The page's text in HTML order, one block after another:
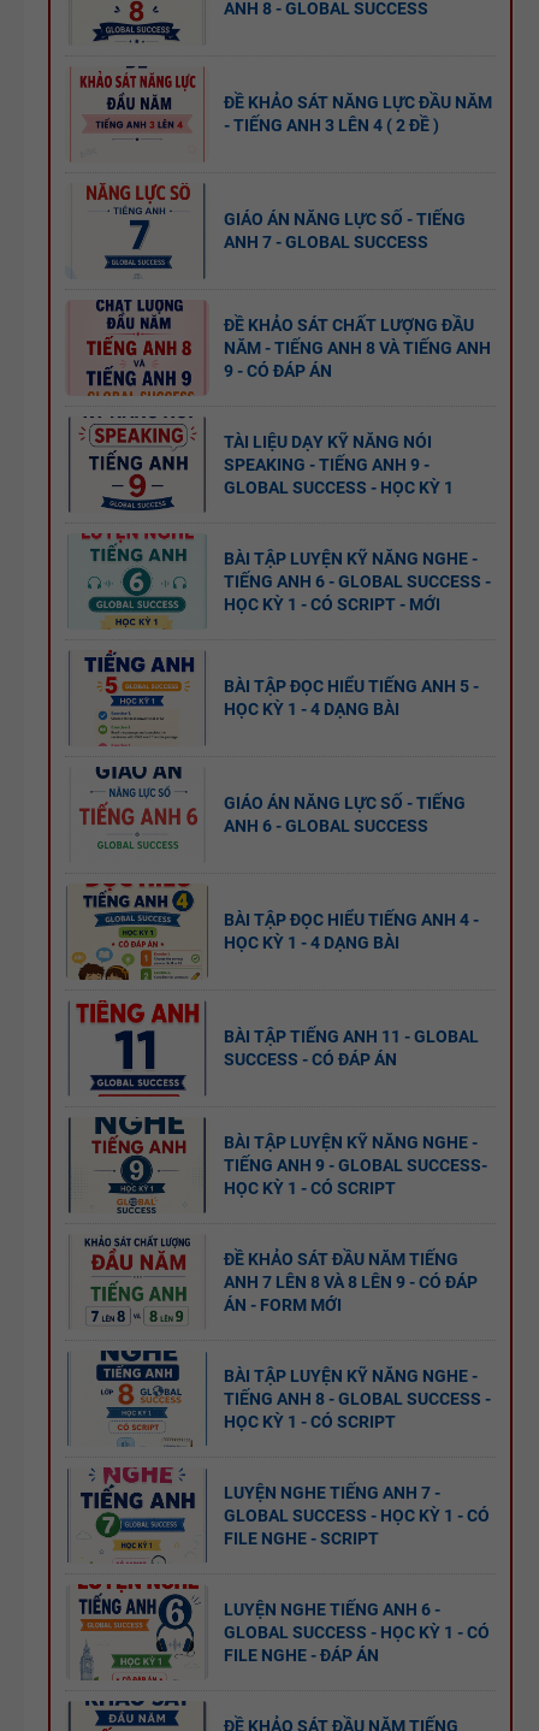
ANH 8 - GLOBAL SUCCESS
ĐỀ KHẢO SÁT NĂNG LỰC ĐẦU NĂM
- TIẾNG ANH 3 LÊN 4 ( 2 ĐỀ )
GIÁO ÁN NĂNG LỰC SỐ - TIẾNG
ANH 7 - GLOBAL SUCCESS
ĐỀ KHẢO SÁT CHẤT LƯỢNG ĐẦU
NĂM - TIẾNG ANH 8 VÀ TIẾNG ANH
9 - CÓ ĐÁP ÁN
TÀI LIỆU DẠY KỸ NĂNG NÓI
SPEAKING - TIẾNG ANH 9 -
GLOBAL SUCCESS - HỌC KỲ 1
BÀI TẬP LUYỆN KỸ NĂNG NGHE -
TIẾNG ANH 6 - GLOBAL SUCCESS -
HỌC KỲ 1 - CÓ SCRIPT - MỚI
BÀI TẬP ĐỌC HIỂU TIẾNG ANH 5 -
HỌC KỲ 1 - 4 DẠNG BÀI
GIÁO ÁN NĂNG LỰC SỐ - TIẾNG
ANH 6 - GLOBAL SUCCESS
BÀI TẬP ĐỌC HIỂU TIẾNG ANH 4 -
HỌC KỲ 1 - 4 DẠNG BÀI
BÀI TẬP TIẾNG ANH 11 - GLOBAL
SUCCESS - CÓ ĐÁP ÁN
BÀI TẬP LUYỆN KỸ NĂNG NGHE -
TIẾNG ANH 9 - GLOBAL SUCCESS-
HỌC KỲ 1 - CÓ SCRIPT
ĐỀ KHẢO SÁT ĐẦU NĂM TIẾNG
ANH 7 LÊN 8 VÀ 8 LÊN 9 - CÓ ĐÁP
ÁN - FORM MỚI
BÀI TẬP LUYỆN KỸ NĂNG NGHE -
TIẾNG ANH 8 - GLOBAL SUCCESS -
HỌC KỲ 1 - CÓ SCRIPT
LUYỆN NGHE TIẾNG ANH 7 -
GLOBAL SUCCESS - HỌC KỲ 1 - CÓ
FILE NGHE - SCRIPT
LUYỆN NGHE TIẾNG ANH 6 -
GLOBAL SUCCESS - HỌC KỲ 1 - CÓ
FILE NGHE - ĐÁP ÁN
ĐỀ KHẢO SÁT ĐẦU NĂM TIẾNG